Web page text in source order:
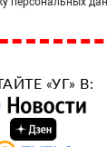
«УГ» В: